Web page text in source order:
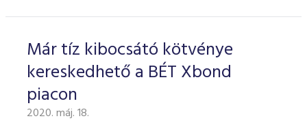
Már tíz kibocsátó kötvénye
kereskedhető a BÉT Xbond
piacon
2020. máj. 18.